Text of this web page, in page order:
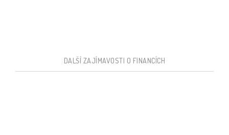
DALŠÍ ZAJÍMAVOSTI O FINANCÍCH